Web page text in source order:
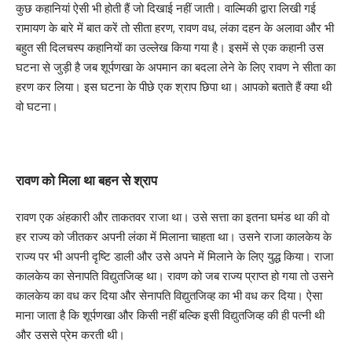
कुछ कहानियां ऐसी भी होती हैं जो दिखाई नहीं जाती। वाल्मिकी द्वारा लिखी गई
रामायण के बारे में बात करें तो सीता हरण, रावण वध, लंका दहन के अलावा और भी
बहुत सी दिलचस्प कहानियों का उल्लेख किया गया है। इसमें से एक कहानी उस
घटना से जुड़ी है जब शूर्पणखा के अपमान का बदला लेने के लिए रावण ने सीता का
हरण कर लिया। इस घटना के पीछे एक श्राप छिपा था। आपको बताते हैं क्या थी
वो घटना।
रावण को मिला था बहन से श्राप
रावण एक अंहकारी और ताकतवर राजा था। उसे सत्ता का इतना घमंड था की वो
हर राज्य को जीतकर अपनी लंका में मिलाना चाहता था। उसने राजा कालकेय के
राज्य पर भी अपनी दृष्टि डाली और उसे अपने में मिलाने के लिए युद्ध किया। राजा
कालकेय का सेनापति विद्युतजिव्ह था। रावण को जब राज्य प्राप्त हो गया तो उसने
कालकेय का वध कर दिया और सेनापति विद्युतजिव्ह का भी वध कर दिया। ऐसा
माना जाता है कि शूर्पणखा और किसी नहीं बल्कि इसी विद्युतजिव्ह की ही पत्नी थी
और उससे प्रेम करती थी।